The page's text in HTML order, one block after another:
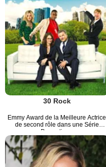
30 Rock
Emmy Award de la Meilleure Actrice
de second rôle dans une Série
Dramatique